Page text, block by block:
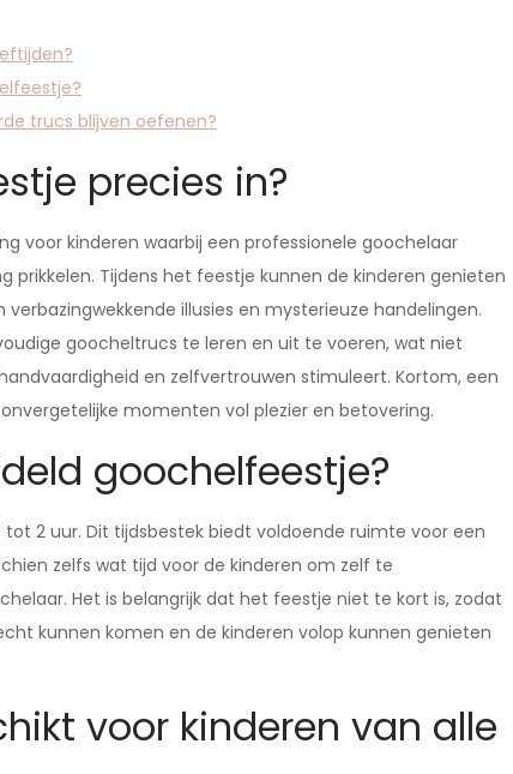
trucs blijven oefenen?
precies in?
voor kinderen waarbij een professionele goochelaar
Tijdens het feestje kunnen de kinderen genieten
illusies en mysterieuze handelingen.
goocheltrucs te leren en uit te voeren, wat niet
en zelfvertrouwen stimuleert. Kortom, een
momenten vol plezier en betovering.
goochelfeestje?
2 uur. Dit tijdsbestek biedt voldoende ruimte voor een
zelfs wat tijd voor de kinderen om zelf te
Het is belangrijk dat het feestje niet te kort is, zodat
kunnen komen en de kinderen volop kunnen genieten
voor kinderen van alle